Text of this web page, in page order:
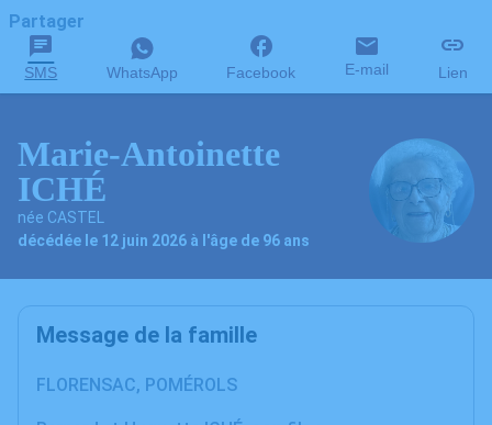
Partager
SMS WhatsApp Facebook E-mail Lien
Marie-Antoinette
ICHÉ
née CASTEL
décédée le 12 juin 2026 à l'âge de 96 ans
Message de la famille
FLORENSAC, POMÉROLS